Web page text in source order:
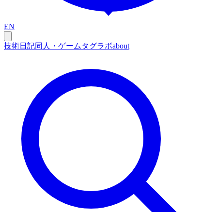
EN
技術日記同人・ゲーム タグラボabout